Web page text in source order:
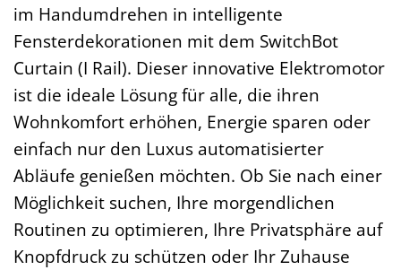
im Handumdrehen in intelligente
Fensterdekorationen mit dem SwitchBot
Curtain (I Rail). Dieser innovative Elektromotor
ist die ideale Lösung für alle, die ihren
Wohnkomfort erhöhen, Energie sparen oder
einfach nur den Luxus automatisierter
Abläufe genießen möchten. Ob Sie nach einer
Möglichkeit suchen, Ihre morgendlichen
Routinen zu optimieren, Ihre Privatsphäre auf
Knopfdruck zu schützen oder Ihr Zuhause